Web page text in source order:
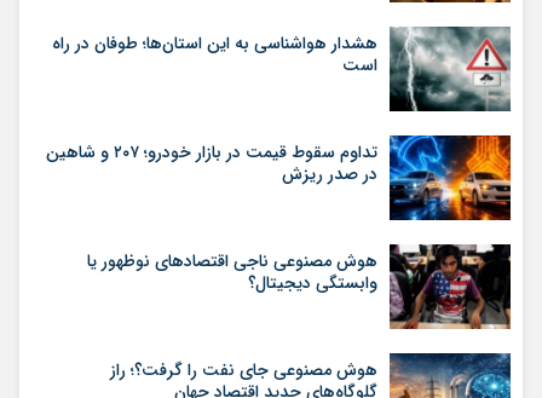
هشدار هواشناسی به این استان‌ها؛ طوفان در راه
است
تداوم سقوط قیمت در بازار خودرو؛ ۲۰۷ و شاهین
در صدر ریزش
هوش مصنوعی ناجی اقتصادهای نوظهور یا
وابستگی دیجیتال؟
هوش مصنوعی جای نفت را گرفت؟؛ راز
گلوگاه‌های جدید اقتصاد جهان